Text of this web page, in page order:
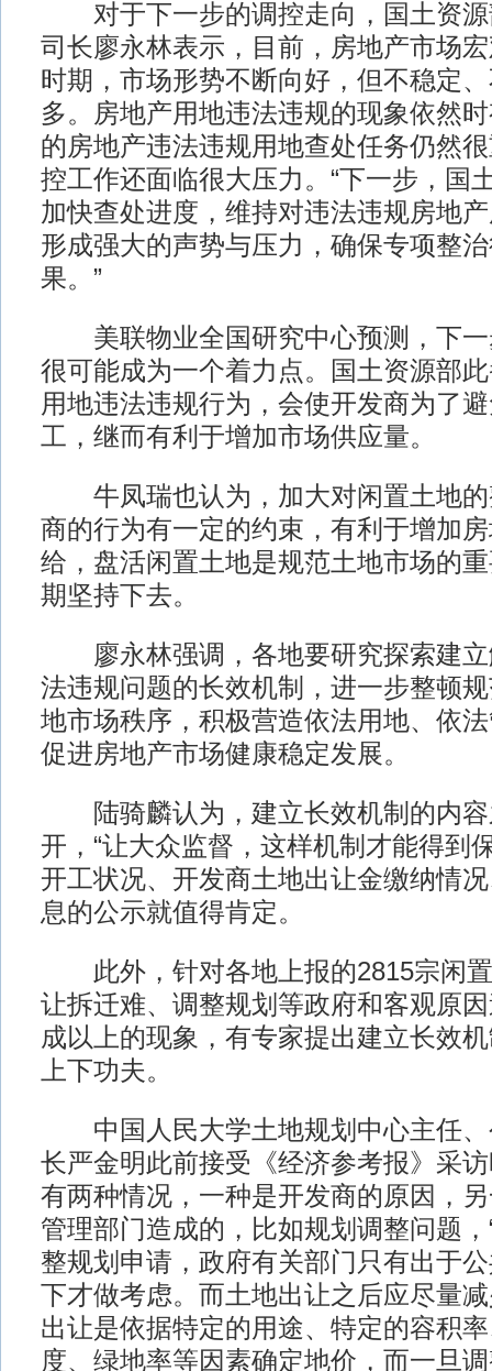
对于下一步的调控走向，国土资源
司长廖永林表示，目前，房地产市场
时期，市场形势不断向好，但不稳定
多。房地产用地违法违规的现象依然
的房地产违法违规用地查处任务仍然
控工作还面临很大压力。“下一步，国
加快查处进度，维持对违法违规房地
形成强大的声势与压力，确保专项整
果。”
美联物业全国研究中心预测，下一
很可能成为一个着力点。国土资源部
用地违法违规行为，会使开发商为了
工，继而有利于增加市场供应量。
牛凤瑞也认为，加大对闲置土地的
商的行为有一定的约束，有利于增加
给，盘活闲置土地是规范土地市场的
期坚持下去。
廖永林强调，各地要研究探索建立
法违规问题的长效机制，进一步整顿
地市场秩序，积极营造依法用地、依
促进房地产市场健康稳定发展。
陆骑麟认为，建立长效机制的内容
开，“让大众监督，这样机制才能得到
开工状况、开发商土地出让金缴纳情
息的公示就值得肯定。
此外，针对各地上报的2815宗闲置
让拆迁难、调整规划等政府和客观原
成以上的现象，有专家提出建立长效
上下功夫。
中国人民大学土地规划中心主任、
长严金明此前接受《经济参考报》采
有两种情况，一种是开发商的原因，
管理部门造成的，比如规划调整问题
整规划申请，政府有关部门只有出于
下才做考虑。而土地出让之后应尽量
出让是依据特定的用途、特定的容积
度、绿地率等因素确定地价，而一旦